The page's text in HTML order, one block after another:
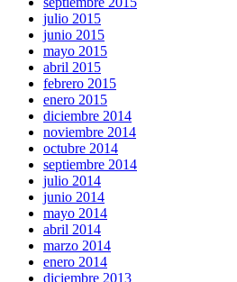
julio 2015
junio 2015
mayo 2015
abril 2015
febrero 2015
enero 2015
diciembre 2014
noviembre 2014
octubre 2014
septiembre 2014
julio 2014
junio 2014
mayo 2014
abril 2014
marzo 2014
enero 2014
diciembre 2013